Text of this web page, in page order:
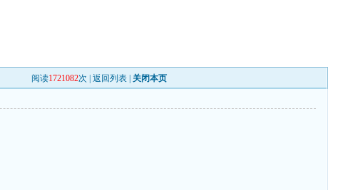
阅读1721082次 |返回列表 关闭本页